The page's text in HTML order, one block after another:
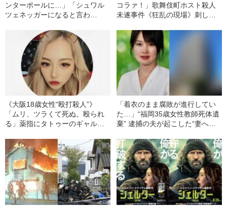
ンターポールに…」「シュワル
ツェネッガーになると言わ
廷で繰り返した“あまりに不規則
すぎる”発言の数々
コラァ！」歌舞伎町ホスト殺人
未遂事件《狂乱の現場》刺した
生活」「1800万円を貢いだ」
「人生を壊されそうになっ
た」 23歳被害男性は“モブホス
《大阪18歳女性“殴打殺人”》
「ムリ、ツラくて死ぬ。殴られ
る」薬指にタトゥーのギャル文
キー容疑者(22)を結んだ「バイ
クと暴走族とスナックと…」
《初公判》
「着衣のまま腐敗が進行してい
た…」“福岡35歳女性教師死体遺
棄” 逮捕の夫が起こした“妻への
警察が2度も」